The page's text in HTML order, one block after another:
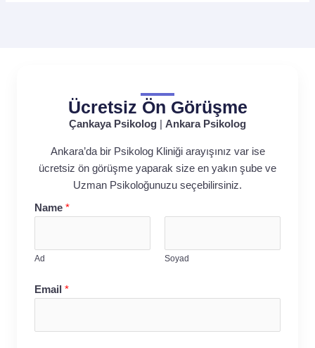
Ücretsiz Ön Görüşme
Çankaya Psikolog Ankara Psikolog
Ankara’da bir Psikolog Kliniği arayışınız var ise
ücretsiz ön görüşme yaparak size en yakın şube ve
Uzman Psikoloğunuzu seçebilirsiniz.
Name *
Ad Soyad
Email *